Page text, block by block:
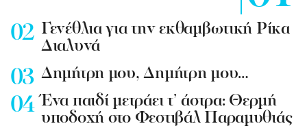
Γενέθλια για την εκθαμβωτική Ρίκα
Διαλυνά
Δημήτρη μου, Δημήτρη μου…
Ένα παιδί μετράει τ’ άστρα: Θερμή
υποδοχή στο Φεστιβάλ Παραμυθιάς